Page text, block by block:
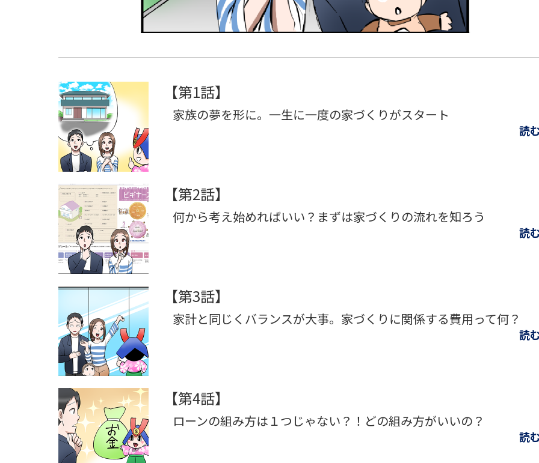
【第1話】
家族の夢を形に。一生に一度の家づくりがスタート
読
【第2話】
何から考え始めればいい？まずは家づくりの流れを知ろう
読
【第3話】
家計と同じくバランスが大事。家づくりに関係する費用って何？
読
【第4話】
ローンの組み方は１つじゃない？！どの組み方がいいの？
読